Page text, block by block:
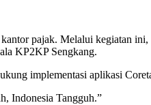
pajak. Melalui kegiatan
KP2KP Sengkang.
implementasi aplikasi
Indonesia Tangguh.”